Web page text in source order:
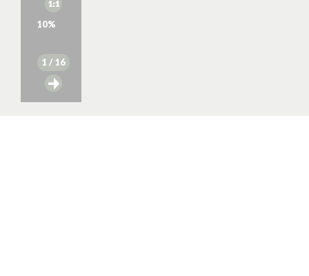
10%
1 / 16